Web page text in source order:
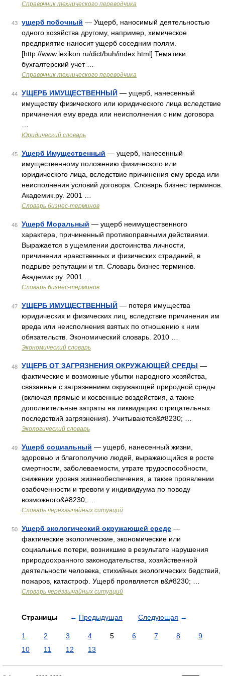
Справочник технического переводчика
43 ущерб побочный — Ущерб, наносимый деятельностью
одного хозяйства другому, например, химическое
предприятие наносит ущерб соседним полям.
[http://www.lexikon.ru/dict/buh/index.html] Тематики
бухгалтерский учет …
Справочник технического переводчика
44 УЩЕРБ ИМУЩЕСТВЕННЫЙ — ущерб, нанесенный
имуществу физического или юридического лица вследствие
причинения ему вреда или неисполнения с ним договора
Юридический словарь
45 Ущерб Имущественный — ущерб, нанесенный
имущественному положению физического или
юридического лица, вследствие причинения ему вреда или
неисполнения условий договора. Словарь бизнес терминов.
Академик.ру. 2001 …
Словарь бизнес-терминов
46 Ущерб Моральный — ущерб неимущественного
характера, причиненный противоправными действиями.
Выражается в ущемлении достоинства личности,
причинении нравственных и физических страданий, в
подрыве репутации и т.п. Словарь бизнес терминов.
Академик.ру. 2001 …
Словарь бизнес-терминов
47 УЩЕРБ ИМУЩЕСТВЕННЫЙ — потеря имущества
юридических и физических лиц, вследствие причинения им
вреда или неисполнения взятых по отношению к ним
обязательств. Экономический словарь. 2010 …
Экономический словарь
48 УЩЕРБ ОТ ЗАГРЯЗНЕНИЯ ОКРУЖАЮЩЕЙ СРЕДЫ —
фактические и возможные убытки народного хозяйства,
связанные с загрязнением окружающей природной среды
(включая прямые и косвенные воздействия, а также
дополнительные затраты на ликвидацию отрицательных
последствий загрязнения). Учитываются&#8230; …
Экологический словарь
49 Ущерб социальный — ущерб, нанесенный жизни,
здоровью и благополучию людей, выражающийся в росте
смертности, заболеваемости, утрате трудоспособности,
снижении уровня жизнеобеспечения, а также проявлении
озабоченности и тревоги у индивидуума по поводу
возможного&#8230; …
Словарь черезвычайных ситуаций
50 Ущерб экологический окружающей среде —
фактические экологические, экономические или
социальные потери, возникшие в результате нарушения
природоохранного законодательства, хозяйственной
деятельности человека, стихийных экологических бедствий,
пожаров, катастроф. Ущерб проявляется в&#8230; …
Словарь черезвычайных ситуаций
Страницы ← Предыдущая Следующая →
1 2 3 4 5 6 7 8
9
10
11 12 13